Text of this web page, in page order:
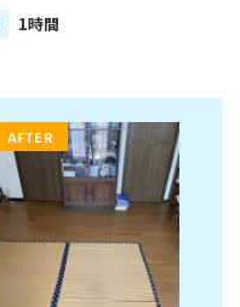
1時間